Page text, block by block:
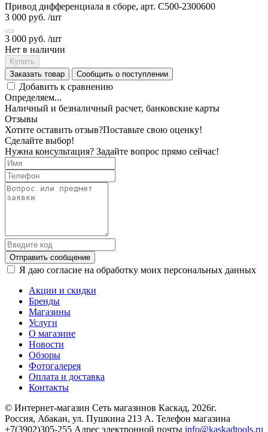
Привод дифференциала в сборе, арт. С500-2300600
3 000 руб. /шт
3 000 руб. /шт
Нет в наличии
Купить
Заказать товар
Сообщить о поступлении
Добавить к сравнению
Определяем...
Наличный и безналичный расчет, банковские карты
Отзывы
Хотите оставить отзыв?Поставьте свою оценку!
Сделайте выбор!
Нужна консультация? Задайте вопрос прямо сейчас!
Отправить сообщение
Я даю согласие на обработку моих персональных данных
Акции и скидки
Бренды
Магазины
Услуги
О магазине
Новости
Обзоры
Фотогалерея
Оплата и доставка
Контакты
© Интернет-магазин Сеть магазинов Каскад, 2026г.
Россия, Абакан, ул. Пушкина 213 А. Телефон магазина
+7(3902)305-255 Адрес электронной почты info@kaskadtools.ru